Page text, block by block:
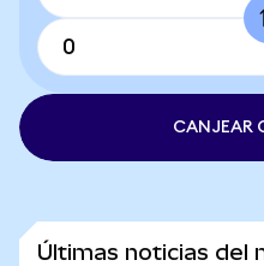
CANJEAR
Últimas noticias del